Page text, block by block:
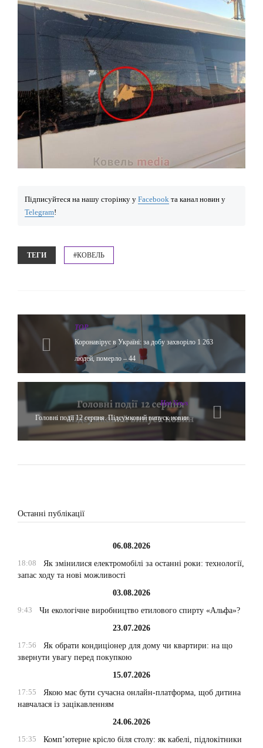
Підписуйтеся на нашу сторінку у Facebook та канал новин у
Telegram!
ТЕГИ #КОВЕЛЬ
TOP
Коронавірус в Україні: за добу захворіло 1 263
людей, померло – 44
Hot News
Головні події 12 серпня. Підсумковий випуск новин
Останні публікації
06.08.2026
18:08
Як змінилися електромобілі за останні роки: технології,
запас ходу та нові можливості
03.08.2026
9:43
Чи екологічне виробництво етилового спирту «Альфа»?
23.07.2026
17:56
Як обрати кондиціонер для дому чи квартири: на що
звернути увагу перед покупкою
15.07.2026
17:55
Якою має бути сучасна онлайн-платформа, щоб дитина
навчалася із зацікавленням
24.06.2026
15:35
Комп’ютерне крісло біля столу: як кабелі, підлокітники